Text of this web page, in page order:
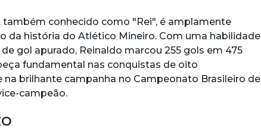
também conhecido como "Rei", é amplamente
da história do Atlético Mineiro. Com uma habilidade
gol apurado, Reinaldo marcou 255 gols em 475
fundamental nas conquistas de oito
brilhante campanha no Campeonato Brasileiro de
campeão.